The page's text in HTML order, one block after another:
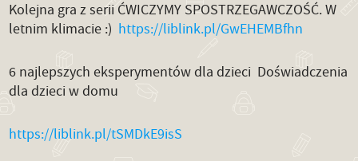
Kolejna gra z serii ĆWICZYMY SPOSTRZEGAWCZOŚĆ. W
letnim klimacie :) https://liblink.pl/GwEHEMBfhn
6 najlepszych eksperymentów dla dzieci Doświadczenia
dla dzieci w domu
https://liblink.pl/tSMDkE9isS